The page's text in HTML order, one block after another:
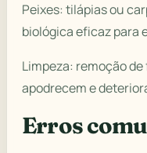
Peixes: tilápias ou
biológica eficaz para
Limpeza: remoção
apodrecem e
Erros